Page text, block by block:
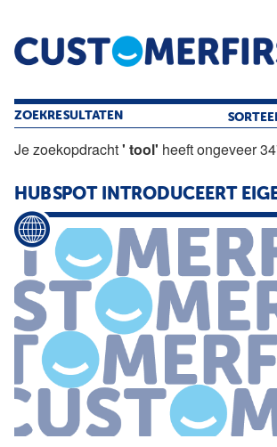
Home Opinie Archief
ZOEKRESULTATEN
Je zoekopdracht' tool' heeft ongeveer
HUBSPOT INTRODUCEERT